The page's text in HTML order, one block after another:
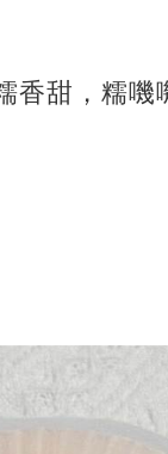
香甜，糯嘰